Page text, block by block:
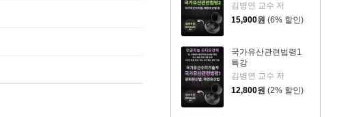
김병연 교수 저
15,900원 (6% 할인)
국가유산관련법령1
특강
김병연 교수 저
12,800원 (2% 할인)